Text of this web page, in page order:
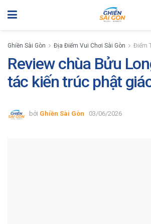
Ghiền Sài Gòn Địa Điểm Vui Chơi Sài Gòn Điểm
Review chùa Bửu
tác kiến trúc phật
bởi Ghiền Sài Gòn 03/06/2026